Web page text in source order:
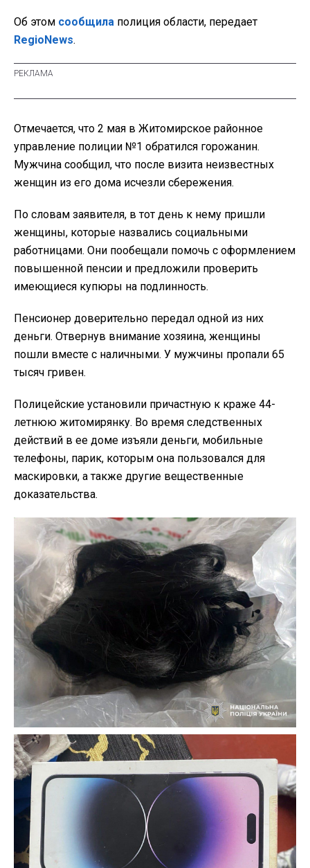
Об этом сообщила полиция области, передает
RegioNews.
Отмечается, что 2 мая в Житомирское районное
управление полиции №1 обратился горожанин.
Мужчина сообщил, что после визита неизвестных
женщин из его дома исчезли сбережения.
По словам заявителя, в тот день к нему пришли
женщины, которые назвались социальными
работницами. Они пообещали помочь с оформлением
повышенной пенсии и предложили проверить
имеющиеся купюры на подлинность.
Пенсионер доверительно передал одной из них
деньги. Отвернув внимание хозяина, женщины
пошли вместе с наличными. У мужчины пропали 65
тысяч гривен.
Полицейские установили причастную к краже 44-
летнюю житомирянку. Во время следственных
действий в ее доме изъяли деньги, мобильные
телефоны, парик, которым она пользовался для
маскировки, а также другие вещественные
доказательства.